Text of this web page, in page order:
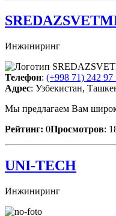
Инжиниринг
Телефон: (+998 71) 242 97
Адрес: Узбекистан,
Мы предлагаем Вам
Рейтинг: 0Просмотров:
UNI-TECH
Инжиниринг